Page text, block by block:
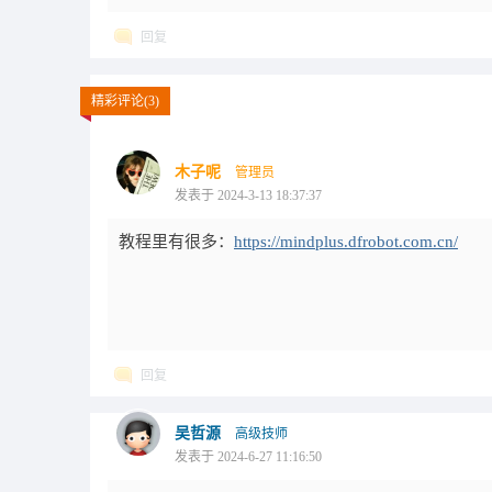
回复
精彩评论(3)
木子呢
管理员
发表于 2024-3-13 18:37:37
教程里有很多： https://mindplus.dfrobot.com.cn/
回复
吴哲源
高级技师
发表于 2024-6-27 11:16:50